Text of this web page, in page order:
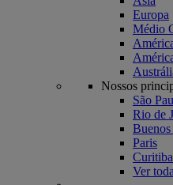
Europa
Médio
Nossos
São
Rio de
Paris
Curitiba
Ver